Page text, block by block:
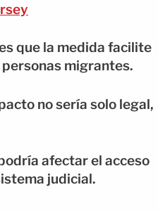
que la medida facilite
migrantes.
no sería solo legal,
afectar el acceso
judicial.